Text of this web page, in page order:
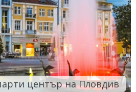
център на Пловдив